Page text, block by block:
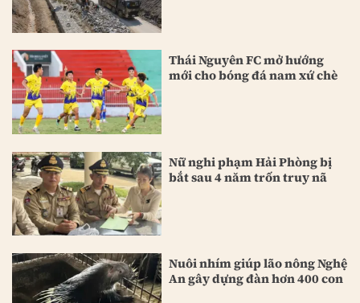
Thái Nguyên FC mở hướng
mới cho bóng đá nam xứ chè
Nữ nghi phạm Hải Phòng bị
bắt sau 4 năm trốn truy nã
Nuôi nhím giúp lão nông Nghệ
An gây dựng đàn hơn 400 con